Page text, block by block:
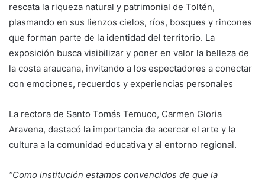
rescata la riqueza natural y patrimonial de Toltén,
plasmando en sus lienzos cielos, ríos, bosques y rincones
que forman parte de la identidad del territorio. La
exposición busca visibilizar y poner en valor la belleza de
la costa araucana, invitando a los espectadores a conectar
con emociones, recuerdos y experiencias personales
La rectora de Santo Tomás Temuco, Carmen Gloria
Aravena, destacó la importancia de acercar el arte y la
cultura a la comunidad educativa y al entorno regional.
“Como institución estamos convencidos de que la